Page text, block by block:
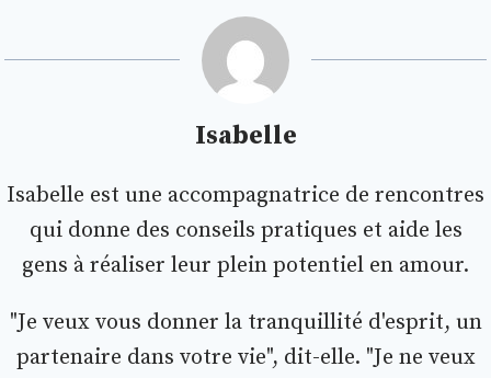
Isabelle
Isabelle est une accompagnatrice de rencontres
qui donne des conseils pratiques et aide les
gens à réaliser leur plein potentiel en amour.
"Je veux vous donner la tranquillité d'esprit, un
partenaire dans votre vie", dit-elle. "Je ne veux